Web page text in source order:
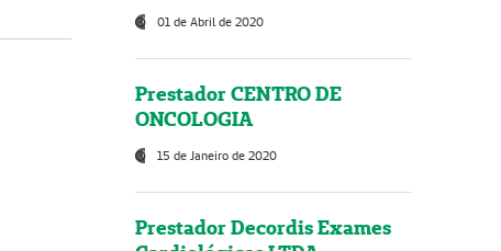
01 de Abril de 2020
Prestador CENTRO DE
ONCOLOGIA
15 de Janeiro de 2020
Prestador Decordis Exames